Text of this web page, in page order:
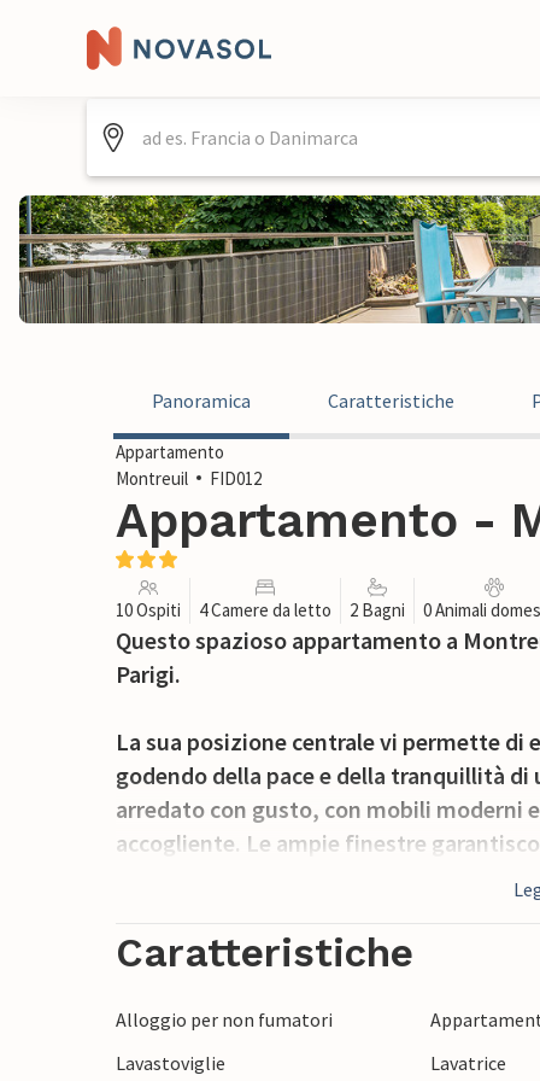
Panoramica Caratteristiche
Appartamento
Montreuil
FID012
Appartamento -
10 Ospiti 4 Camere da letto 2 Bagni 0 Animali
Questo spazioso appartamento a
Parigi.
La sua posizione centrale vi permette
godendo della pace e della tranquillità
arredato con gusto, con mobili moderni
accogliente. Le ampie finestre
La cucina ben attrezzata invita a
Qui potrete sorseggiare un caffè al
Caratteristiche
Alloggio per non fumatori
Lavastoviglie
Lavatrice